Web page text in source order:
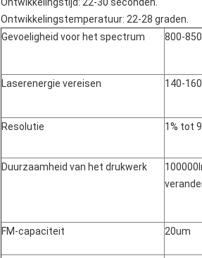
Ontwikkelingstijd: 22-30 seconden.
Ontwikkelingstemperatuur: 22-28 graden.
Gevoeligheid voor het spectrum
800-
Laserenergie vereisen 140-
Resolutie 1% tot
Duurzaamheid van het drukwerk
FM-capaciteit 20um